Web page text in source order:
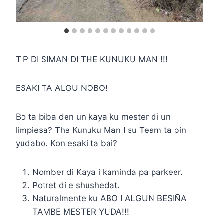
TIP DI SIMAN DI THE KUNUKU MAN !!!
ESAKI TA ALGU NOBO!
Bo ta biba den un kaya ku mester di un
limpiesa? The Kunuku Man I su Team ta bin
yudabo. Kon esaki ta bai?
Nomber di Kaya i kaminda pa parkeer.
Potret di e shushedat.
Naturalmente ku ABO I ALGUN BESIÑA
TAMBE MESTER YUDA!!!